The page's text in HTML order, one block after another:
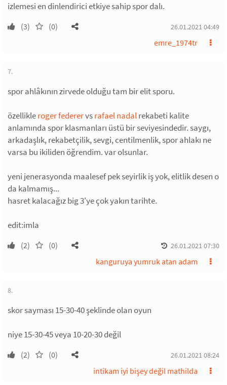
izlemesi en dinlendirici etkiye sahip spor dalı.
(3) (0) 26.01.2021 04:49
emre_1974tr
7.
spor ahlâkının zirvede olduğu tam bir elit sporu.
özellikleroger federervsrafael nadalrekabeti kalite
anlamında spor klasmanları üstü bir seviyesindedir. saygı,
arkadaşlık, rekabetçilik, sevgi, centilmenlik, spor ahlakı ne
varsa bu ikiliden öğrendim. var olsunlar.
yeni jenerasyonda maalesef pek seyirlik iş yok, elitlik desen o
da kalmamış...
hasret kalacağız big 3'ye çok yakın tarihte.
edit:imla
(2) (0) 26.01.2021 07:30
kanguruya yumruk atan adam
8.
skor sayması 15-30-40 şeklinde olan oyun
niye 15-30-45 veya 10-20-30 değil
(2) (0) 26.01.2021 08:24
intikam iyi bişey değil mathilda